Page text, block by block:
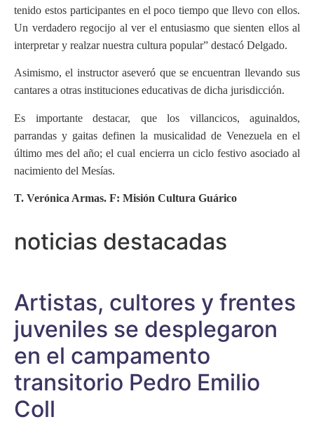
tenido estos participantes en el poco tiempo que llevo con ellos.
Un verdadero regocijo al ver el entusiasmo que sienten ellos al
interpretar y realzar nuestra cultura popular” destacó Delgado.
Asimismo, el instructor aseveró que se encuentran llevando sus
cantares a otras instituciones educativas de dicha jurisdicción.
Es importante destacar, que los villancicos, aguinaldos,
parrandas y gaitas definen la musicalidad de Venezuela en el
último mes del año; el cual encierra un ciclo festivo asociado al
nacimiento del Mesías.
T. Verónica Armas. F: Misión Cultura Guárico
noticias destacadas
Artistas, cultores y frentes
juveniles se desplegaron
en el campamento
transitorio Pedro Emilio
Coll